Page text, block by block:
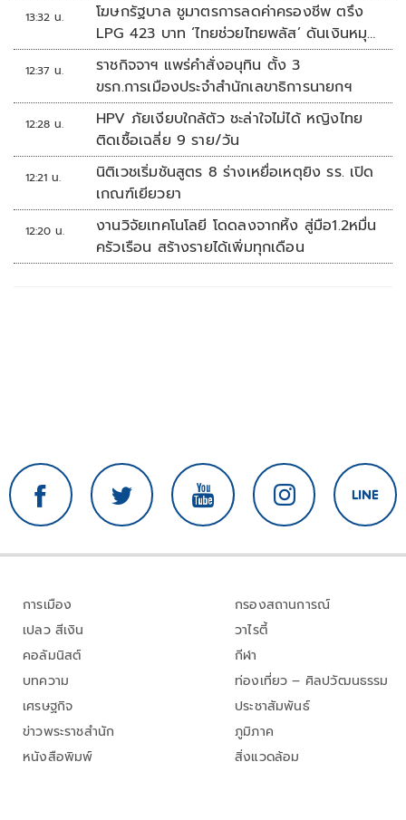
13:32 น.
โฆษกรัฐบาล ชูมาตรการลดค่าครองชีพ ตรึง
LPG 423 บาท ‘ไทยช่วยไทยพลัส’ ดันเงินหมุน
แสนล้าน
12:37 น.
ราชกิจจาฯ แพร่คำสั่งอนุทิน ตั้ง 3
ขรก.การเมืองประจำสำนักเลขาธิการนายกฯ
12:28 น.
HPV ภัยเงียบใกล้ตัว ชะล่าใจไม่ได้ หญิงไทย
ติดเชื้อเฉลี่ย 9 ราย/วัน
12:21 น.
นิติเวชเริ่มชันสูตร 8 ร่างเหยื่อเหตุยิง รร. เปิด
เกณฑ์เยียวยา
12:20 น.
งานวิจัยเทคโนโลยี โดดลงจากหิ้ง สู่มือ1.2หมื่น
ครัวเรือน สร้างรายได้เพิ่มทุกเดือน
การเมือง
เปลว สีเงิน
คอลัมนิสต์
บทความ
เศรษฐกิจ
ข่าวพระราชสำนัก
หนังสือพิมพ์
กรองสถานการณ์
วาไรตี้
กีฬา
ท่องเที่ยว – ศิลปวัฒนธรรม
ประชาสัมพันธ์
ภูมิภาค
สิ่งแวดล้อม